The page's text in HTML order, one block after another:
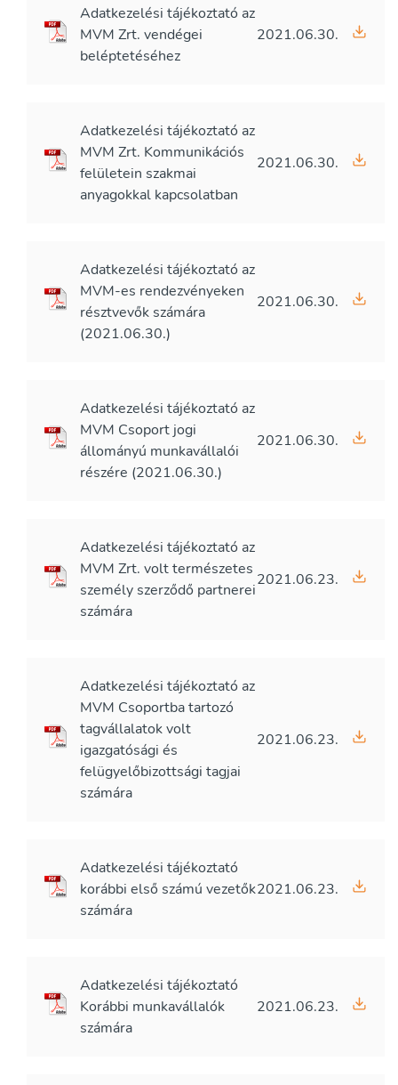
Adatkezelési tájékoztató az
MVM Zrt. vendégei
beléptetéséhez
2021.06.30.
Adatkezelési tájékoztató az
MVM Zrt. Kommunikációs
felületein szakmai
anyagokkal kapcsolatban
2021.06.30.
Adatkezelési tájékoztató az
MVM-es rendezvényeken
résztvevők számára
(2021.06.30.)
2021.06.30.
Adatkezelési tájékoztató az
MVM Csoport jogi
állományú munkavállalói
részére (2021.06.30.)
2021.06.30.
Adatkezelési tájékoztató az
MVM Zrt. volt természetes
személy szerződő partnerei
számára
2021.06.23.
Adatkezelési tájékoztató az
MVM Csoportba tartozó
tagvállalatok volt
igazgatósági és
felügyelőbizottsági tagjai
számára
2021.06.23.
Adatkezelési tájékoztató
korábbi első számú vezetők
számára
2021.06.23.
Adatkezelési tájékoztató
Korábbi munkavállalók
számára
2021.06.23.